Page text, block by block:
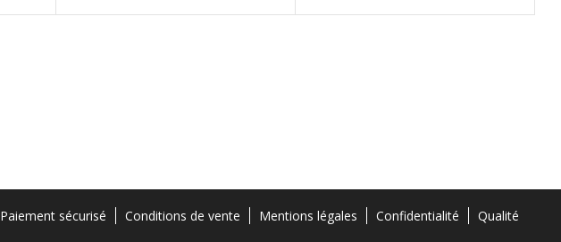
Paiement sécurisé Conditions de vente Mentions légales Confidentialité
Qualité